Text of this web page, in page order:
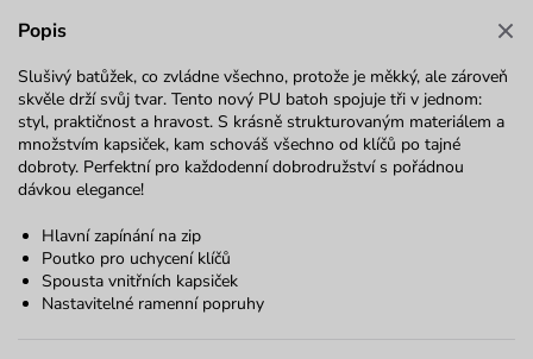
Popis
Slušivý batůžek, co zvládne všechno, protože je měkký, ale zároveň
skvěle drží svůj tvar. Tento nový PU batoh spojuje tři v jednom:
styl, praktičnost a hravost. S krásně strukturovaným materiálem a
množstvím kapsiček, kam schováš všechno od klíčů po tajné
dobroty. Perfektní pro každodenní dobrodružství s pořádnou
dávkou elegance!
Hlavní zapínání na zip
Poutko pro uchycení klíčů
Spousta vnitřních kapsiček
Nastavitelné ramenní popruhy